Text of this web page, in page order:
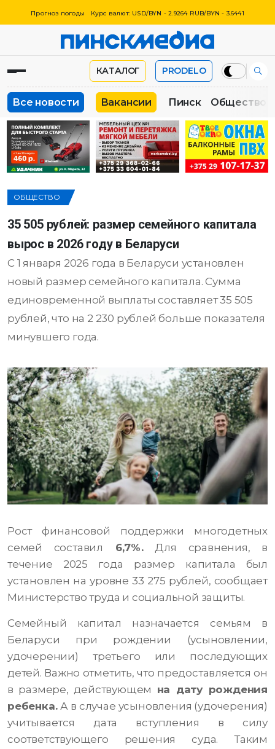
Прогноз погоды Курс валют: USD/BYN - 2.9264 RUB/BYN - 3.6441
КАТАЛОГ PRODELO
Все новости Вакансии Пинск Общество
ОБЩЕСТВО
35 505 рублей: размер семейного капитала
вырос в 2026 году в Беларуси
С 1 января 2026 года в Беларуси установлен
новый размер семейного капитала. Сумма
единовременной выплаты составляет 35 505
рублей, что на 2 230 рублей больше показателя
минувшего года.
Рост финансовой поддержки многодетных
семей составил
6,7%.Для сравнения, в
течение 2025 года размер капитала был
установлен на уровне 33 275 рублей, сообщает
Министерство труда и социальной защиты.
Семейный капитал назначается семьям в
Беларуси при рождении (усыновлении,
удочерении) третьего или последующих
детей. Важно отметить, что предоставляется он
в размере, действующем на дату рождения
ребенка.А в случае усыновления (удочерения)
учитывается дата вступления в силу
соответствующего решения суда. Таким